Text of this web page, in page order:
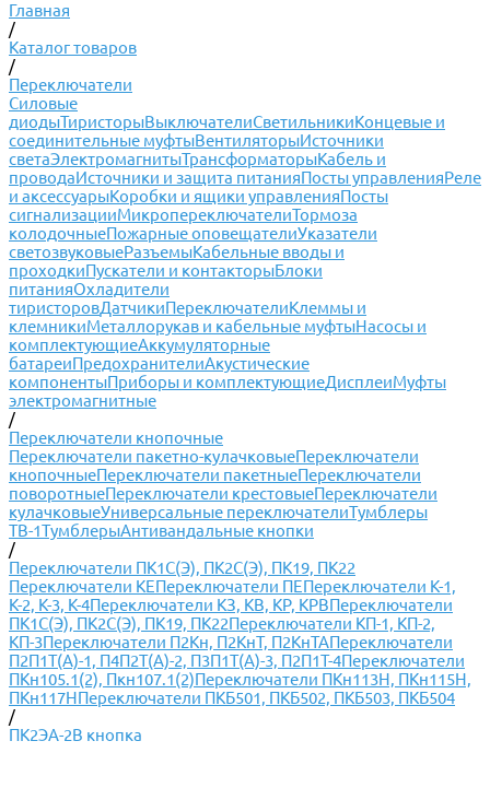
Главная
/
Каталог товаров
/
Переключатели
Силовые
диодыТиристорыВыключателиСветильникиКонцевые и
соединительные муфтыВентиляторыИсточники
светаЭлектромагнитыТрансформаторыКабель и
проводаИсточники и защита питанияПосты управленияРеле
и аксессуарыКоробки и ящики управленияПосты
сигнализацииМикропереключателиТормоза
колодочныеПожарные оповещателиУказатели
светозвуковыеРазъемыКабельные вводы и
проходкиПускатели и контакторыБлоки
питанияОхладители
тиристоровДатчикиПереключателиКлеммы и
клемникиМеталлорукав и кабельные муфтыНасосы и
комплектующиеАккумуляторные
батареиПредохранителиАкустические
компонентыПриборы и комплектующиеДисплеиМуфты
электромагнитные
/
Переключатели кнопочные
Переключатели пакетно-кулачковыеПереключатели
кнопочныеПереключатели пакетныеПереключатели
поворотныеПереключатели крестовыеПереключатели
кулачковыеУниверсальные переключателиТумблеры
ТВ-1ТумблерыАнтивандальные кнопки
/
Переключатели ПК1С(Э), ПК2С(Э), ПК19, ПК22
Переключатели КЕПереключатели ПЕПереключатели К-1,
К-2, К-3, К-4Переключатели КЗ, КВ, КР, КРВПереключатели
ПК1С(Э), ПК2С(Э), ПК19, ПК22Переключатели КП-1, КП-2,
КП-3Переключатели П2Кн, П2КнТ, П2КнТАПереключатели
П2П1Т(А)-1, П4П2Т(А)-2, П3П1Т(А)-3, П2П1Т-4Переключатели
ПКн105.1(2), Пкн107.1(2)Переключатели ПКн113Н, ПКн115Н,
ПКн117НПереключатели ПКБ501, ПКБ502, ПКБ503, ПКБ504
/
ПК2ЭА-2В кнопка